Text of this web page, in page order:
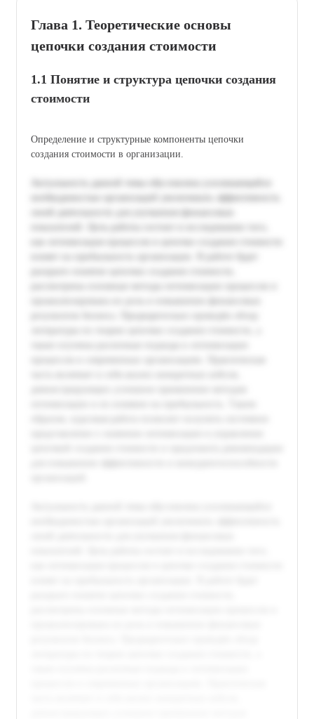
Глава 1. Теоретические основы
цепочки создания стоимости
1.1 Понятие и структура цепочки создания
стоимости
Определение и структурные компоненты цепочки
создания стоимости в организации.